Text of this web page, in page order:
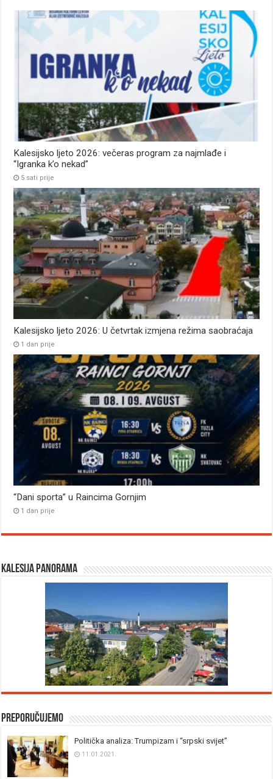
Kalesijsko ljeto 2026: večeras program za najmlađe i
“Igranka k’o nekad”
5 sati prije
Kalesijsko ljeto 2026: U četvrtak izmjena režima saobraćaja
1 dan prije
“Dani sporta” u Raincima Gornjim
1 dan prije
Kalesija panorama
Preporučujemo
Politička analiza: Trumpizam i “srpski svijet”
11.01.2021.